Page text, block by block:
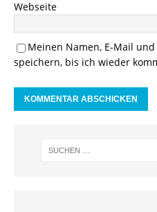
Webseite
Meinen Namen, E-Mail
speichern, bis ich wieder